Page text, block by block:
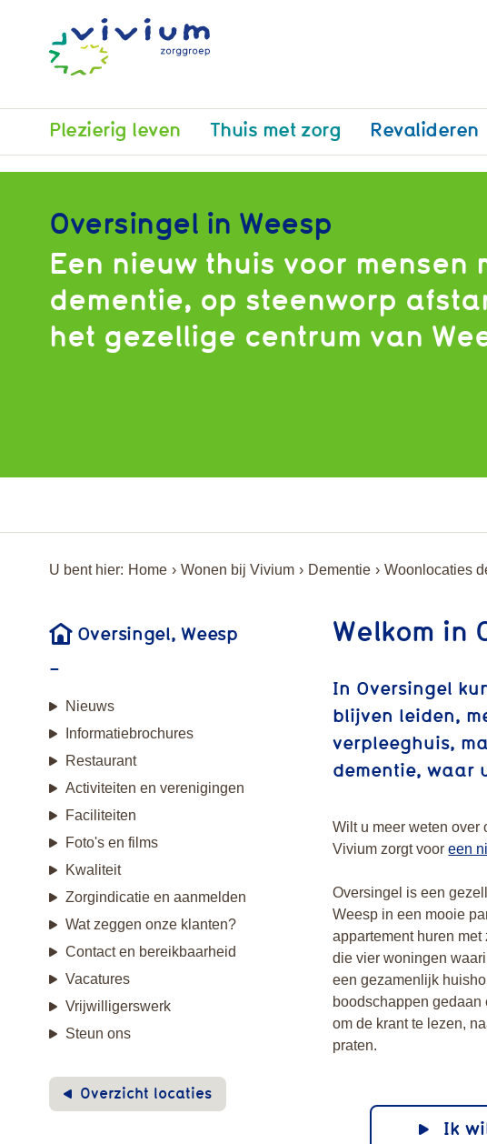
Plezierig leven Thuis met zorg Revalideren
Oversingel in Weesp
Een nieuw thuis voor mensen
dementie, op steenworp
het gezellige centrum van
U bent hier: Home Wonen bij Vivium Dementie Woonlocaties
Oversingel, Weesp
Nieuws
Informatiebrochures
Restaurant
Activiteiten en verenigingen
Faciliteiten
Foto's en films
Kwaliteit
Zorgindicatie en aanmelden
Wat zeggen onze klanten?
Contact en bereikbaarheid
Vacatures
Vrijwilligerswerk
Steun ons
Overzicht locaties
Welkom in
In Oversingel
blijven leiden,
verpleeghuis,
dementie, waar
Wilt u meer weten
Vivium zorgt vooreen
Oversingel is een
Weesp in een mooie
appartement huren
die vier woningen
een gezamenlijk
boodschappen gedaan
om de krant te lezen,
praten.
Ik